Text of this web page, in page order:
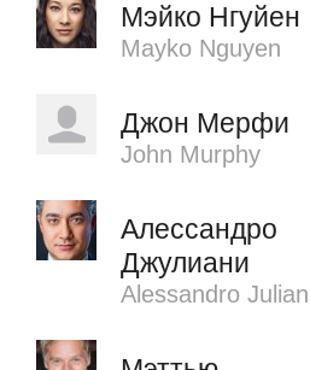
Мэйко Нгуйен
Mayko Nguyen
Джон Мерфи
John Murphy
Алессандро
Джулиани
Alessandro